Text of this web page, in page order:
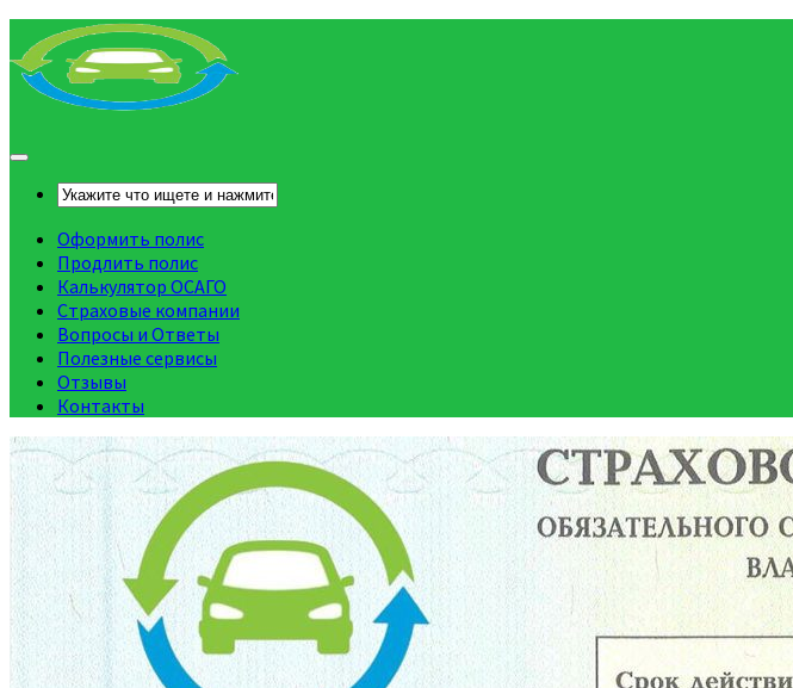
Оформить полис
Продлить полис
Калькулятор ОСАГО
Страховые компании
Вопросы и Ответы
Полезные сервисы
Отзывы
Контакты